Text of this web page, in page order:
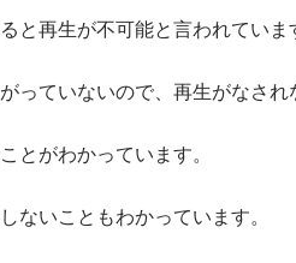
と再生が不可能と言われていま
っていないので、再生がなされ
とがわかっています。
ないこともわかっています。